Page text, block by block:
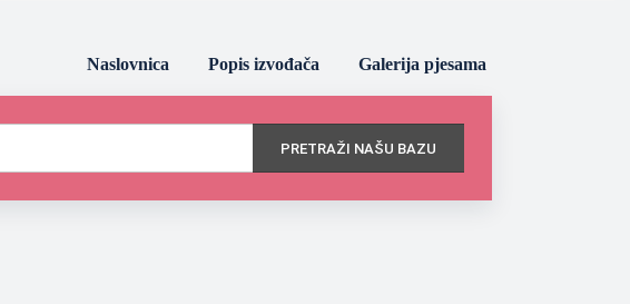
Naslovnica Popis izvođača Galerija pjesama
PRETRAŽI NAŠU BAZU